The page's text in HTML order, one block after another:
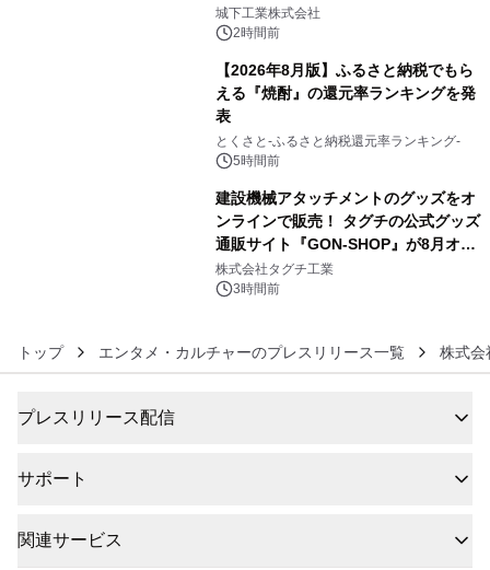
ーブル1本つなぐだけ、テレビの音が
ぐっと豊かに
城下工業株式会社
2時間前
【2026年8月版】ふるさと納税でもら
える『焼酎』の還元率ランキングを発
表
とくさと-ふるさと納税還元率ランキング-
5時間前
建設機械アタッチメントのグッズをオ
ンラインで販売！ タグチの公式グッズ
通販サイト『GON-SHOP』が8月オー
プン
株式会社タグチ工業
3時間前
トップ エンタメ・カルチャーのプレスリリース一覧 株式
プレスリリース配信
サポート
関連サービス